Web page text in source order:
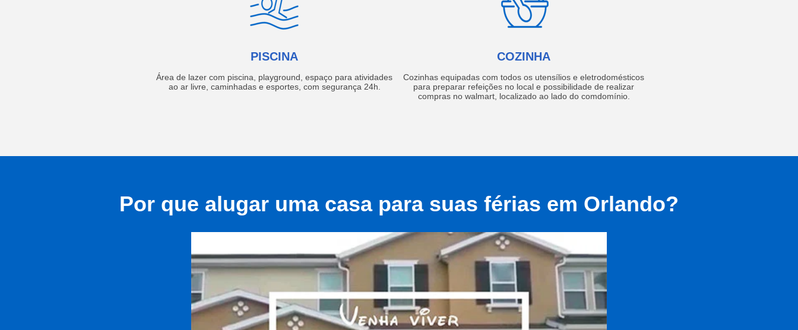
PISCINA
Área de lazer com piscina, playground, espaço para atividades
ao ar livre, caminhadas e esportes, com segurança 24h.
COZINHA
Cozinhas equipadas com todos os utensílios e eletrodomésticos
para preparar refeições no local e possibilidade de realizar
compras no walmart, localizado ao lado do comdomínio.
Por que alugar uma casa para suas férias em Orlando?